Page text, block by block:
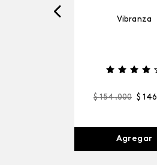
Vibranza
$ 154.000 $ 146
Agregar